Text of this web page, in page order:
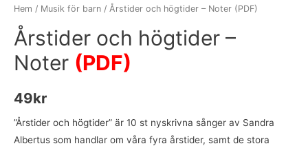
Hem / Musik för barn / Årstider och högtider – Noter (PDF)
Årstider och högtider –
Noter (PDF)
49kr
”Årstider och högtider” är 10 st nyskrivna sånger av Sandra
Albertus som handlar om våra fyra årstider, samt de stora